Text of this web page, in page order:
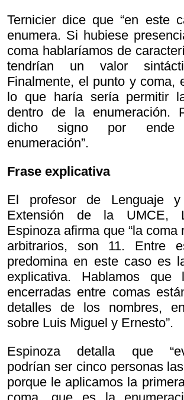
Ternicier dice que “en este
enumera. Si hubiese
coma hablaríamos de
tendrían un valor
Finalmente, el punto y coma,
lo que haría sería permitir
dentro de la enumeración.
dicho signo por
enumeración”.
Frase explicativa
El profesor de Lenguaje
Extensión de la UMCE,
Espinoza afirma que “la coma
arbitrarios, son 11. Entre
predomina en este caso es
explicativa. Hablamos que
encerradas entre comas
detalles de los nombres,
sobre Luis Miguel y Ernesto”.
Espinoza detalla que
podrían ser cinco personas
porque le aplicamos la